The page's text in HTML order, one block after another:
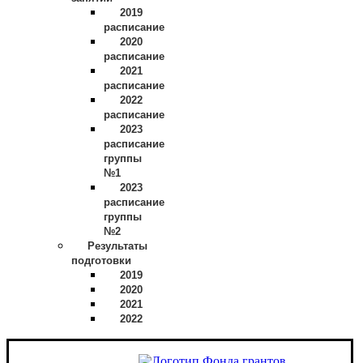
2019
расписание
2020
расписание
2021
расписание
2022
расписание
2023
расписание
группы
№1
2023
расписание
группы
№2
Результаты
подготовки
2019
2020
2021
2022